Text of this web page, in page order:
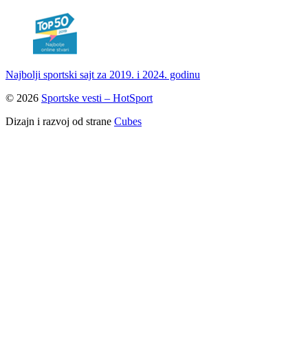
Najbolji sportski sajt za 2019. i 2024. godinu
© 2026 Sportske vesti – HotSport
Dizajn i razvoj od strane Cubes